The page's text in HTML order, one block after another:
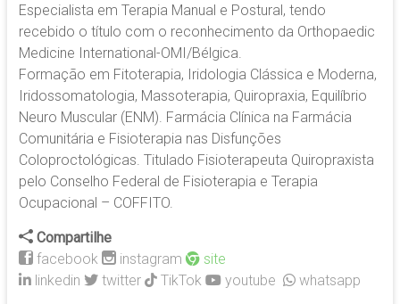
Especialista em Terapia Manual e Postural, tendo
recebido o título com o reconhecimento da Orthopaedic
Medicine International-OMI/Bélgica.
Formação em Fitoterapia, Iridologia Clássica e Moderna,
Iridossomatologia, Massoterapia, Quiropraxia, Equilíbrio
Neuro Muscular (ENM). Farmácia Clínica na Farmácia
Comunitária e Fisioterapia nas Disfunções
Coloproctológicas. Titulado Fisioterapeuta Quiropraxista
pelo Conselho Federal de Fisioterapia e Terapia
Ocupacional – COFFITO.
Compartilhe
facebook
instagram
site
linkedin
twitter TikTok youtube
whatsapp